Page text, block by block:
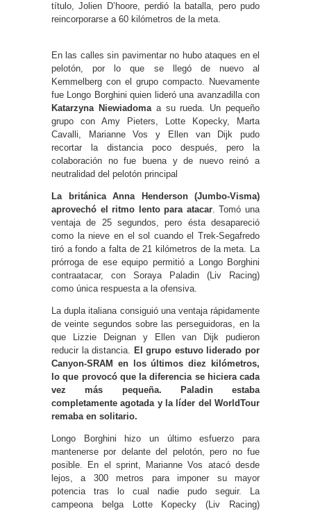
título, Jolien D’hoore, perdió la batalla, pero pudo
reincorporarse a 60 kilómetros de la meta.
En las calles sin pavimentar no hubo ataques en el
pelotón, por lo que se llegó de nuevo al
Kemmelberg con el grupo compacto. Nuevamente
fue Longo Borghini quien lideró una avanzadilla con
Katarzyna Niewiadomaa su rueda. Un pequeño
grupo con Amy Pieters, Lotte Kopecky, Marta
Cavalli, Marianne Vos y Ellen van Dijk pudo
recortar la distancia poco después, pero la
colaboración no fue buena y de nuevo reinó a
neutralidad del pelotón principal
La británica Anna Henderson (Jumbo-Visma)
aprovechó el ritmo lento para atacar. Tomó una
ventaja de 25 segundos, pero ésta desapareció
como la nieve en el sol cuando el Trek-Segafredo
tiró a fondo a falta de 21 kilómetros de la meta. La
prórroga de ese equipo permitió a Longo Borghini
contraatacar, con Soraya Paladin (Liv Racing)
como única respuesta a la ofensiva.
La dupla italiana consiguió una ventaja rápidamente
de veinte segundos sobre las perseguidoras, en la
que Lizzie Deignan y Ellen van Dijk pudieron
reducir la distancia. El grupo estuvo liderado por
Canyon-SRAM en los últimos diez kilómetros,
lo que provocó que la diferencia se hiciera cada
vez más pequeña. Paladin estaba
completamente agotada y la líder del WorldTour
remaba en solitario.
Longo Borghini hizo un último esfuerzo para
mantenerse por delante del pelotón, pero no fue
posible. En el sprint, Marianne Vos atacó desde
lejos, a 300 metros para imponer su mayor
potencia tras lo cual nadie pudo seguir. La
campeona belga Lotte Kopecky (Liv Racing)